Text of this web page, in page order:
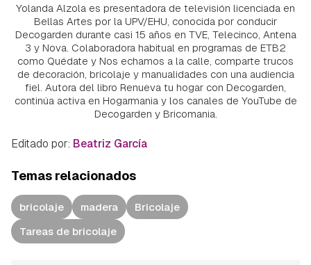
Yolanda Alzola es presentadora de televisión licenciada en
Bellas Artes por la UPV/EHU, conocida por conducir
Decogarden durante casi 15 años en TVE, Telecinco, Antena
3 y Nova. Colaboradora habitual en programas de ETB2
como Quédate y Nos echamos a la calle, comparte trucos
de decoración, bricolaje y manualidades con una audiencia
fiel. Autora del libro Renueva tu hogar con Decogarden,
continúa activa en Hogarmania y los canales de YouTube de
Decogarden y Bricomania.
Editado por: Beatriz García
Temas relacionados
bricolaje madera
Bricolaje
Tareas de bricolaje